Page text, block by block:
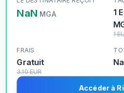
NaN MGA 1
1
FRAIS
Gratuit
3.10EUR
Accéder à